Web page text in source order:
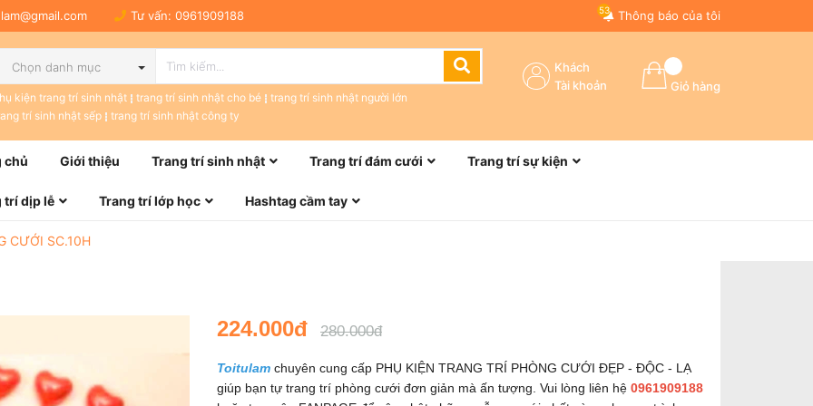
Tư vấn: 0961909188 Thông báo của tôi
53
Chọn danh mục
kiện trang trí sinh nhật trang trí sinh nhật cho bé
trang trí sinh nhật người lớn
trí sinh nhật sếp
trang trí sinh nhật công ty
Giỏ hàng
Khách
Tài khoản
chủ Giới thiệu Trang trí sinh nhật Trang trí đám cưới Trang trí sự kiện
trí dịp lễ Trang trí lớp học Hashtag cầm tay
CƯỚI SC.10H
224.000đ 280.000đ
Toitulam chuyên cung cấp PHỤ KIỆN TRANG TRÍ PHÒNG CƯỚI ĐẸP - ĐỘC - LẠ
giúp bạn tự trang trí phòng cưới đơn giản mà ấn tượng. Vui lòng liên hệ 0961909188